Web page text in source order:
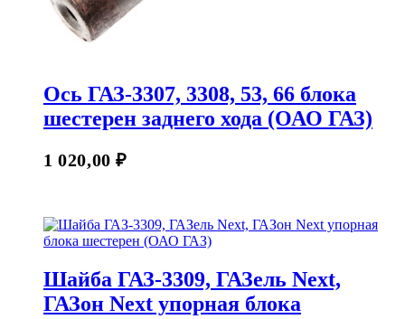
Ось ГАЗ-3307, 3308, 53, 66 блока
шестерен заднего хода (ОАО ГАЗ)
1 020,00₽
Шайба ГАЗ-3309, ГАЗель Next,
ГАЗон Next упорная блока